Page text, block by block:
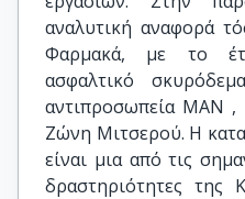
αναλυτική αναφορά
Φαρμακά, με το
ασφαλτικό
αντιπροσωπεία ΜΑΝ ,
Ζώνη Μιτσερού. Η
είναι μια από τις
δραστηριότητες της